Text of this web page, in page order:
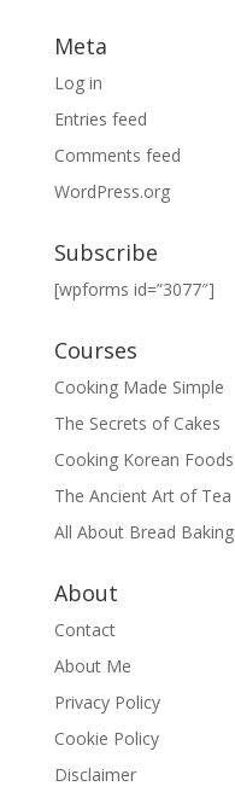
Meta
Log in
Entries feed
Comments feed
WordPress.org
Subscribe
[wpforms id=”3077″]
Courses
Cooking Made Simple
The Secrets of Cakes
Cooking Korean Foods
The Ancient Art of Tea
All About Bread Baking
About
Contact
About Me
Privacy Policy
Cookie Policy
Disclaimer